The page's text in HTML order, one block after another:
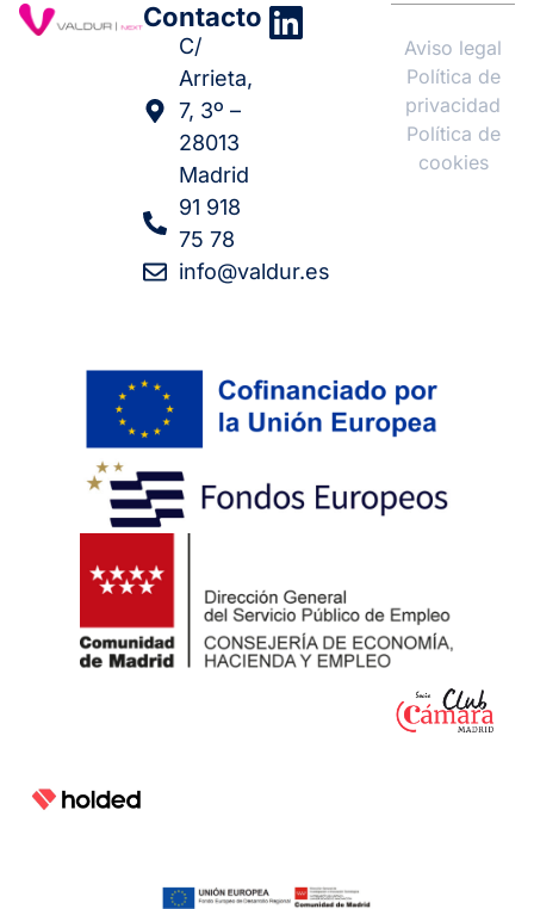
Contacto
C/
Arrieta,
7, 3º –
28013
Madrid
91 918
75 78
info@valdur.es
Aviso legal
Política de
privacidad
Política de
cookies